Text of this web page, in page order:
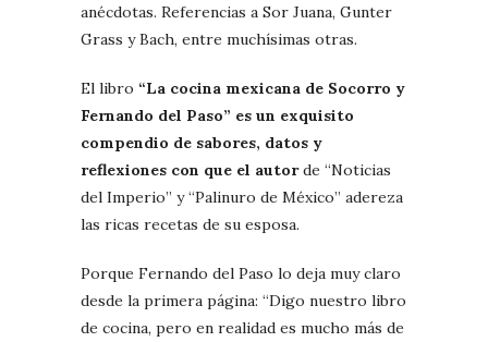
anécdotas. Referencias a Sor Juana, Gunter
Grass y Bach, entre muchísimas otras.
El libro “La cocina mexicana de Socorro y
Fernando del Paso” es un exquisito
compendio de sabores, datos y
reflexiones con que el autorde “Noticias
del Imperio” y “Palinuro de México” adereza
las ricas recetas de su esposa.
Porque Fernando del Paso lo deja muy claro
desde la primera página: “Digo nuestro libro
de cocina, pero en realidad es mucho más de